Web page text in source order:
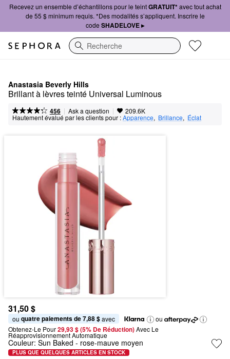
Recevez un ensemble d’échantillons pour le teintGRATUIT*avec tout achat
de 55 $ minimum requis. *Des modalités s’appliquent. Inscrire le
code SHADELOVE ▸
Recherche
Anastasia Beverly Hills
Brillant à lèvres teinté Universal Luminous
456 | Ask a question | 209.6K
Hautement évalué par les clients pour :Apparence, Brillance, Éclat
31,50 $
ou quatre paiements de 7,88 $ avec
ou
Obtenez-Le Pour29,93 $ (5% De Réduction) Avec Le
Réapprovisionnement Automatique
Couleur: Sun Baked - rose-mauve moyen
PLUS QUE QUELQUES ARTICLES EN STOCK